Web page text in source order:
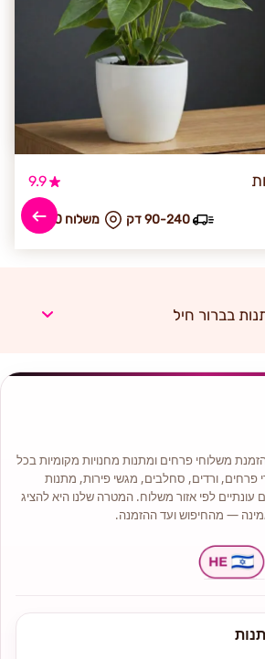
9.9
₪ משלוח 50 90-240 דק
בברור חיל
משלוחי פרחים ומתנות מחנויות מקומיות בכל
פרחים, ורדים, סחלבים, מגשי פירות, מתנות
עונתיים לפי אזור משלוח. המטרה שלנו היא להציג
— מהחיפוש ועד ההזמנה.